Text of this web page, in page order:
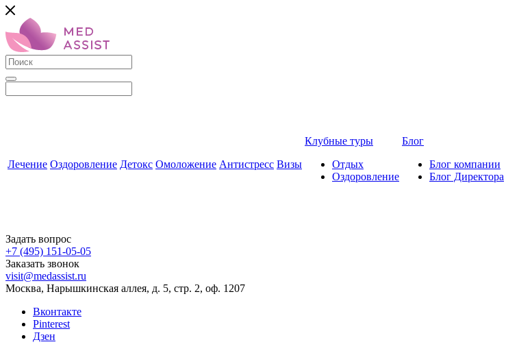
Лечение Оздоровление Детокс Омоложение Антистресс Визы
Клубные туры
Отдых
Оздоровление
Блог
Блог компании
Блог Директора
Задать вопрос
+7 (495) 151-05-05
Заказать звонок
visit@medassist.ru
Москва, Нарышкинская аллея, д. 5, стр. 2, оф. 1207
Вконтакте
Pinterest
Дзен